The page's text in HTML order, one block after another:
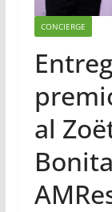
CONCIERGE
al